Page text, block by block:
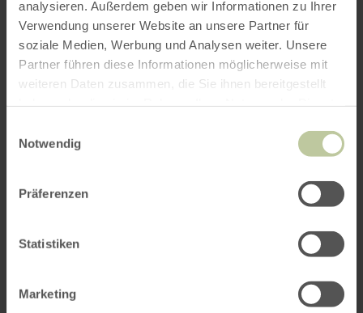
analysieren. Außerdem geben wir Informationen zu Ihrer
Verwendung unserer Website an unsere Partner für
soziale Medien, Werbung und Analysen weiter. Unsere
Partner führen diese Informationen möglicherweise mit
weiteren Daten zusammen, die Sie ihnen bereitgestellt
Notwendig
Präferenzen
Statistiken
Marketing